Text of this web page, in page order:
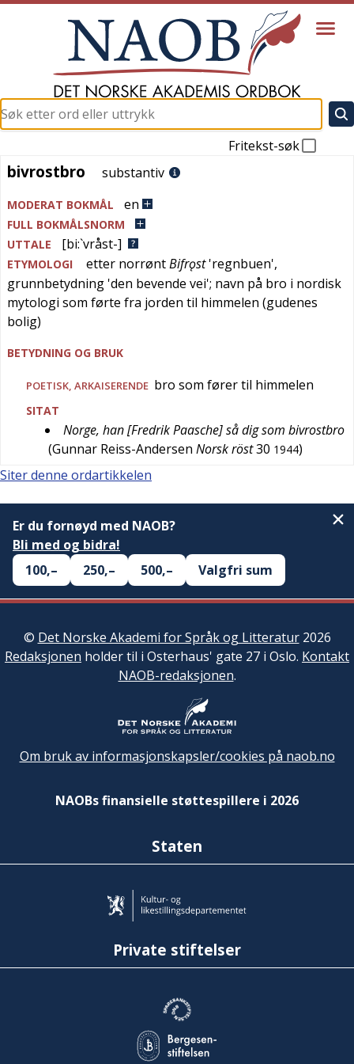
Fritekst-søk
bivrostbro
bivrostbro substantiv
MODERAT BOKMÅL en
FULL BOKMÅLSNORM
UTTALE
[bi:`vråst-]
ETYMOLOGI etter norrøntBifrǫst'regnbuen',
grunnbetydning 'den bevende vei'; navn på bro i nordisk
mytologi som førte fra jorden til himmelen (gudenes
bolig)
BETYDNING OG BRUK
POETISK, ARKAISERENDE bro som fører til himmelen
SITAT
Norge, han [Fredrik Paasche] så dig som bivrostbro
(Gunnar Reiss-Andersen Norsk röst30 1944)
Siter denne ordartikkelen
Er du fornøyd med NAOB?
Bli med og bidra!
100,–
250,– 500,– Valgfri sum
© Det Norske Akademi for Språk og Litteratur2026
Redaksjonen holder til i Osterhaus' gate 27 i Oslo. Kontakt
NAOB-redaksjonen.
Om bruk av informasjonskapsler/cookies på naob.no
NAOBs finansielle støttespillere i 2026
Staten
Private stiftelser